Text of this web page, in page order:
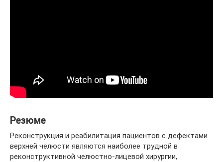
Резюме
Реконструкция и реабилитация пациентов с дефектами
верхней челюсти являются наиболее трудной в
реконструктивной челюстно-лицевой хирургии,